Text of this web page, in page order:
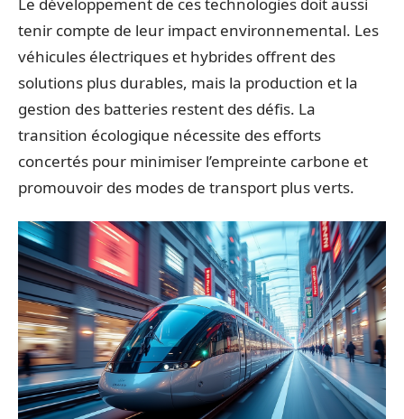
tenir compte de leur impact environnemental. Les
véhicules électriques et hybrides offrent des
solutions plus durables, mais la production et la
gestion des batteries restent des défis. La
transition écologique nécessite des efforts
concertés pour minimiser l’empreinte carbone et
promouvoir des modes de transport plus verts.